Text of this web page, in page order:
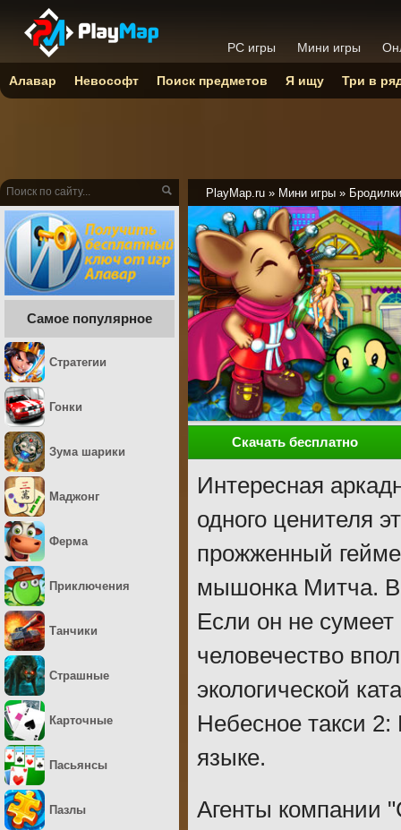
PlayMap.ru » Мини игры » Бродилки
Скачать бесплатно
Интересная
одного ценителя
прожженный
мышонка Митча.
Если он не
человечество
экологической
Небесное такси
языке.
Агенты компании
Самое популярное
Стратегии
Гонки
Зума шарики
Маджонг
Ферма
Приключения
Танчики
Страшные
Карточные
Пасьянсы
Пазлы
PC игры Мини игры
Алавар Невософт Поиск предметов Я ищу Три в